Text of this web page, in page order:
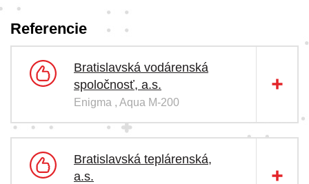
Referencie
Bratislavská vodárenská
spoločnosť, a.s.
Enigma , Aqua M-200
Bratislavská teplárenská,
a.s.